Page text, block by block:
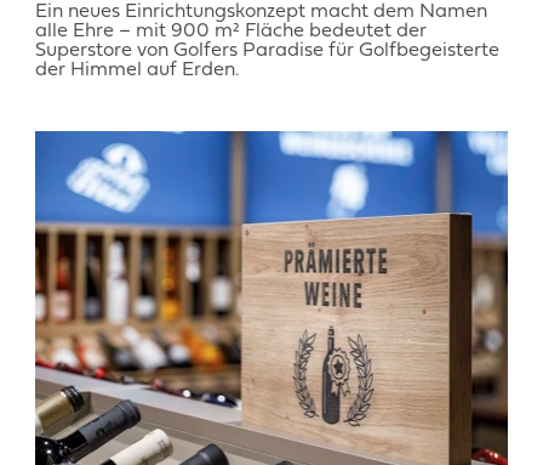
Ein neues Einrichtungskonzept macht dem Namen
alle Ehre – mit 900 m² Fläche bedeutet der
Superstore von Golfers Paradise für Golfbegeisterte
der Himmel auf Erden.